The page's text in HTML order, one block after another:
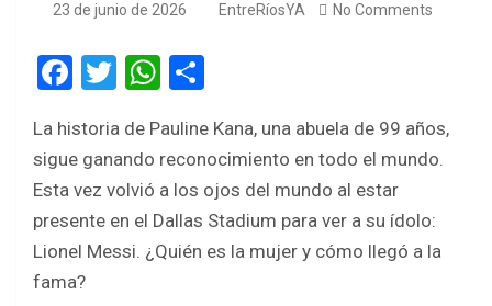
23 de junio de 2026 EntreRíosYA No Comments
F
ce
b
o
o
k
T
tt
er
W
at
s
A
p
ar
e
La historia de Pauline Kana, una abuela de 99 años,
sigue ganando reconocimiento en todo el mundo.
Esta vez volvió a los ojos del mundo al estar
presente en el Dallas Stadium para ver a su ídolo:
Lionel Messi. ¿Quién es la mujer y cómo llegó a la
fama?